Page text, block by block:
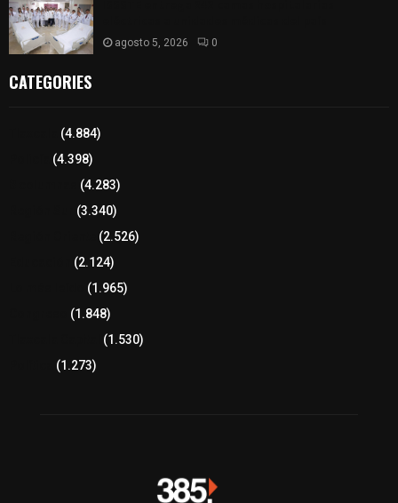
agosto 5, 2026 0
CATEGORIES
(4.884)
(4.398)
(4.283)
(3.340)
(2.526)
(2.124)
(1.965)
(1.848)
(1.530)
(1.273)